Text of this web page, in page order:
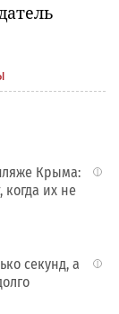
i
Крыма:
их не
i
секунд, а